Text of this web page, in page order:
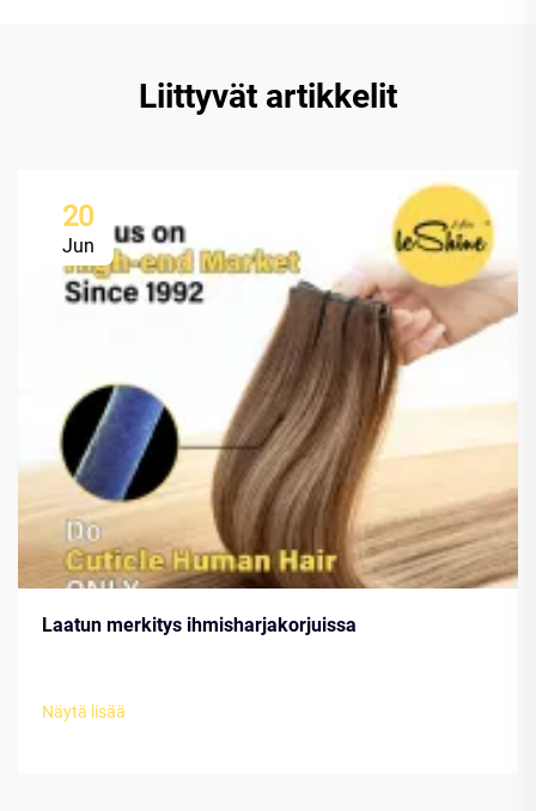
Liittyvät artikkelit
20
Jun
Laatun merkitys ihmisharjakorjuissa
Näytä lisää